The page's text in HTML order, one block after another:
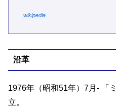
wikipedia
沿革
1976年（昭和51年）7月- 「
立。